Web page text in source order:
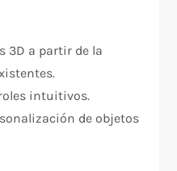
3D a partir de la
intuitivos.
de objetos